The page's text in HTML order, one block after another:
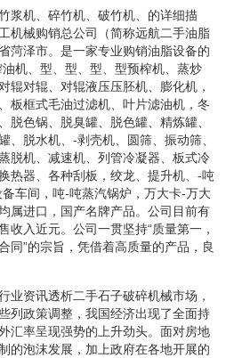
浆机、碎竹机、破竹机、的详细描
机械购销总公司（简称远航二手油脂
菏泽市。是一家专业购销油脂设备的
机、型、型、型、型预榨机、蒸炒
辊对辊、对辊液压压胚机、膨化机，
板框式毛油过滤机、叶片滤油机，冬
脱色锅、脱臭罐、脱色罐、精炼罐、
、脱水机、-剥壳机、圆筛、振动筛、
脱机、减速机、列管冷凝器、板式冷
热器、各种刮板，绞龙、提升机、-吨
车间，吨-吨蒸汽锅炉，万大卡-万大
属进口，国产名牌产品。公司目前有
收入近元。公司一贯坚持“质量第一，
同”的宗旨，凭借着高质量的产品，良
业资讯透析二手石子破碎机械市场，
列政策调整，我国经济出现了全面持
汇率呈现强势的上升劲头。面对房地
的泡沫发展，加上政府在各地开展的